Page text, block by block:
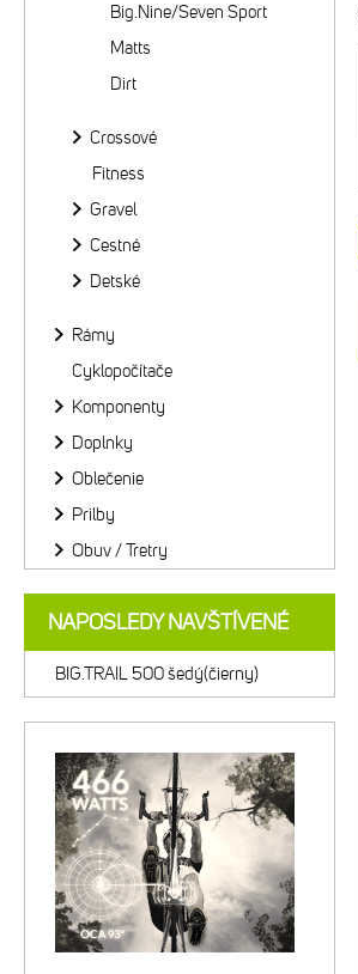
Big.Nine/Seven Sport
Matts
Dirt
Crossové
Fitness
Gravel
Cestné
Detské
Rámy
Cyklopočítače
Komponenty
Doplnky
Oblečenie
Prilby
Obuv / Tretry
NAPOSLEDY NAVŠTÍVENÉ
BIG.TRAIL 500 šedý(čierny)